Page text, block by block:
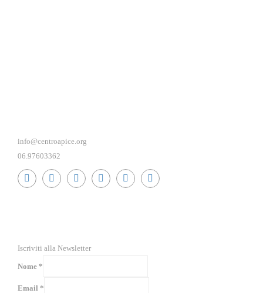
info@centroapice.org
06.97603362
Iscriviti alla Newsletter
Nome *
Email *